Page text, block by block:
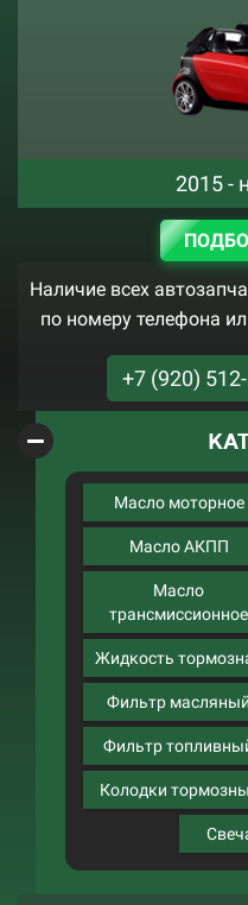
2015 -
Наличие всех
по номеру телефона
+7 (920)
Масло моторное
Масло АКПП
Масло
трансмиссионное
Жидкость
Фильтр масляный
Фильтр
Колодки